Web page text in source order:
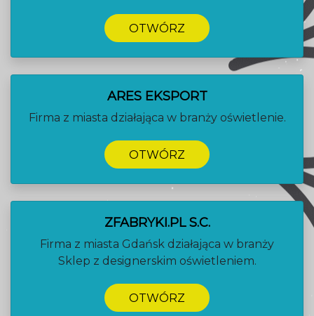
OTWÓRZ
ARES EKSPORT
Firma z miasta działająca w branży oświetlenie.
OTWÓRZ
ZFABRYKI.PL S.C.
Firma z miasta Gdańsk działająca w branży
Sklep z designerskim oświetleniem.
OTWÓRZ